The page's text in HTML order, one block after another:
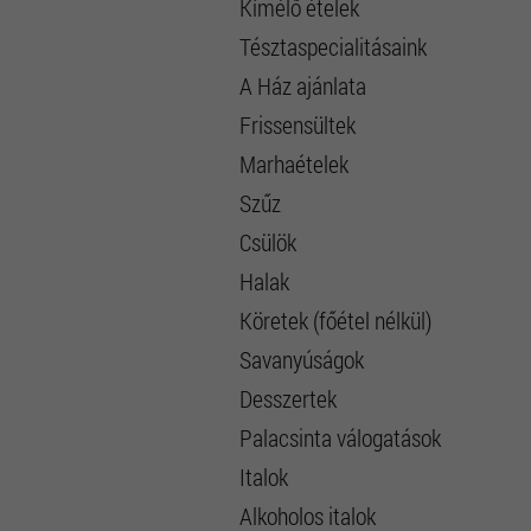
Kímélő ételek
Tésztaspecialitásaink
A Ház ajánlata
Frissensültek
Marhaételek
Szűz
Csülök
Halak
Köretek (főétel nélkül)
Savanyúságok
Desszertek
Palacsinta válogatások
Italok
Alkoholos italok